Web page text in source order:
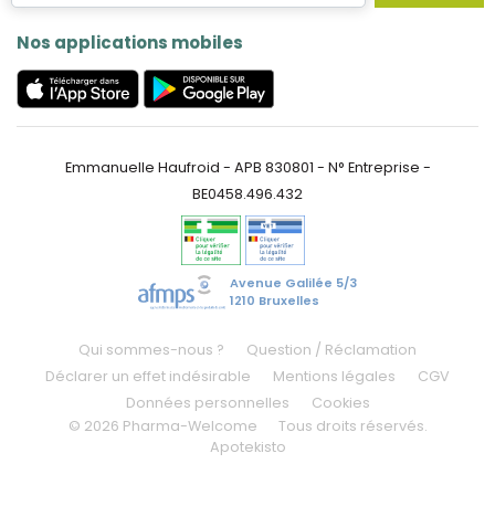
Nos applications mobiles
Emmanuelle Haufroid - APB 830801 - N° Entreprise -
BE0458.496.432
Avenue Galilée 5/3
1210 Bruxelles
Qui sommes-nous ?
Question / Réclamation
Déclarer un effet indésirable
Mentions légales
CGV
Données personnelles
Cookies
© 2026 Pharma-Welcome
Tous droits réservés.
Apotekisto